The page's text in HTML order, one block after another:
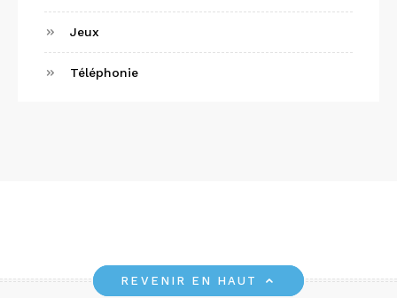
Jeux
Téléphonie
REVENIR EN HAUT